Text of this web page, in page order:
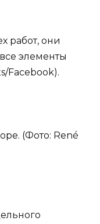
работ, они
элементы
Facebook).
(Фото: René